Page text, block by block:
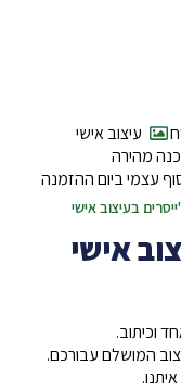
עיצוב אישי
מהירה
עצמי ביום ההזמנה
וכיתוב.
המושלם עבורכם.